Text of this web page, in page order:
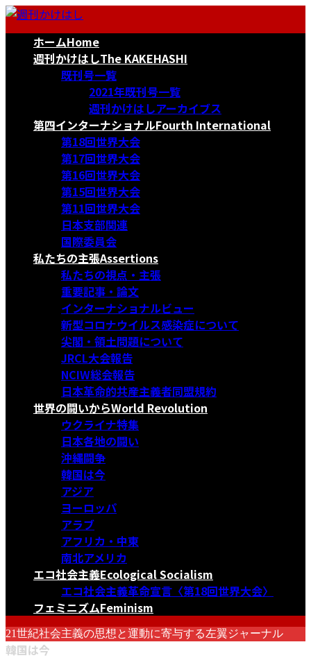
コ
ナ
ホームHome
週刊かけはしThe KAKEHASHI
既刊号一覧
2021年既刊号一覧
週刊かけはしアーカイブス
第四インターナショナルFourth International
第18回世界大会
第17回世界大会
第16回世界大会
第15回世界大会
第11回世界大会
日本支部関連
国際委員会
私たちの主張Assertions
私たちの視点・主張
重要記事・論文
インターナショナルビュー
新型コロナウイルス感染症について
尖閣・領土問題について
JRCL大会報告
NCIW総会報告
日本革命的共産主義者同盟規約
世界の闘いからWorld Revolution
ウクライナ特集
日本各地の闘い
沖縄闘争
韓国は今
アジア
ヨーロッパ
アラブ
アフリカ・中東
南北アメリカ
エコ社会主義Ecological Socialism
エコ社会主義革命宣言〈第18回世界大会〉
フェミニズムFeminism
21世紀社会主義の思想と運動に寄与する左翼ジャーナル
韓国は今